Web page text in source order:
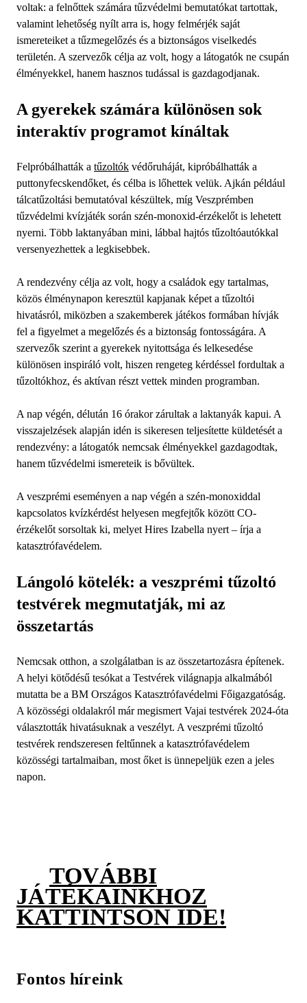
voltak: a felnőttek számára tűzvédelmi bemutatókat tartottak,
valamint lehetőség nyílt arra is, hogy felmérjék saját
ismereteiket a tűzmegelőzés és a biztonságos viselkedés
területén. A szervezők célja az volt, hogy a látogatók ne csupán
élményekkel, hanem hasznos tudással is gazdagodjanak.
A gyerekek számára különösen sok
interaktív programot kínáltak
Felpróbálhatták a tűzoltók védőruháját, kipróbálhatták a
puttonyfecskendőket, és célba is lőhettek velük. Ajkán például
tálcatűzoltási bemutatóval készültek, míg Veszprémben
tűzvédelmi kvízjáték során szén-monoxid-érzékelőt is lehetett
nyerni. Több laktanyában mini, lábbal hajtós tűzoltóautókkal
versenyezhettek a legkisebbek.
A rendezvény célja az volt, hogy a családok egy tartalmas,
közös élménynapon keresztül kapjanak képet a tűzoltói
hivatásról, miközben a szakemberek játékos formában hívják
fel a figyelmet a megelőzés és a biztonság fontosságára. A
szervezők szerint a gyerekek nyitottsága és lelkesedése
különösen inspiráló volt, hiszen rengeteg kérdéssel fordultak a
tűzoltókhoz, és aktívan részt vettek minden programban.
A nap végén, délután 16 órakor zárultak a laktanyák kapui. A
visszajelzések alapján idén is sikeresen teljesítette küldetését a
rendezvény: a látogatók nemcsak élményekkel gazdagodtak,
hanem tűzvédelmi ismereteik is bővültek.
A veszprémi eseményen a nap végén a szén-monoxiddal
kapcsolatos kvízkérdést helyesen megfejtők között CO-
érzékelőt sorsoltak ki, melyet Hires Izabella nyert – írja a
katasztrófavédelem.
Lángoló kötelék: a veszprémi tűzoltó
testvérek megmutatják, mi az
összetartás
Nemcsak otthon, a szolgálatban is az összetartozásra építenek.
A helyi kötődésű tesókat a Testvérek világnapja alkalmából
mutatta be a BM Országos Katasztrófavédelmi Főigazgatóság.
A közösségi oldalakról már megismert Vajai testvérek 2024-óta
választották hivatásuknak a veszélyt. A veszprémi tűzoltó
testvérek rendszeresen feltűnnek a katasztrófavédelem
közösségi tartalmaiban, most őket is ünnepeljük ezen a jeles
napon.
TOVÁBBI
JÁTÉKAINKHOZ
KATTINTSON IDE!
Fontos híreink